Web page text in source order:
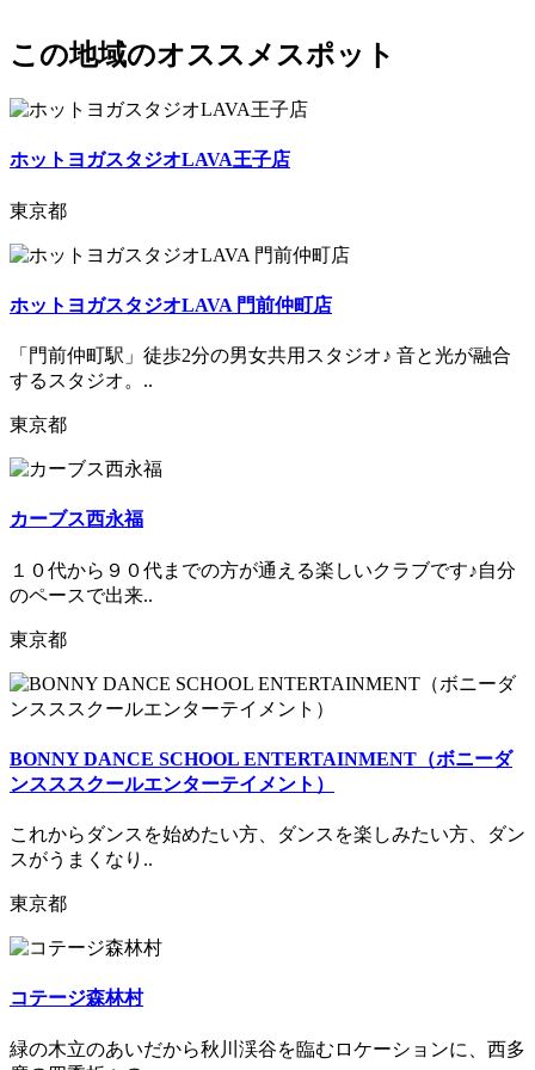
この地域のオススメスポット
ホットヨガスタジオLAVA王子店
東京都
ホットヨガスタジオLAVA 門前仲町店
「門前仲町駅」徒歩2分の男女共用スタジオ♪ 音と光が融合
するスタジオ。..
東京都
カーブス西永福
１０代から９０代までの方が通える楽しいクラブです♪自分
のペースで出来..
東京都
BONNY DANCE SCHOOL ENTERTAINMENT（ボニーダ
ンスススクールエンターテイメント）
これからダンスを始めたい方、ダンスを楽しみたい方、ダン
スがうまくなり..
東京都
コテージ森林村
緑の木立のあいだから秋川渓谷を臨むロケーションに、西多